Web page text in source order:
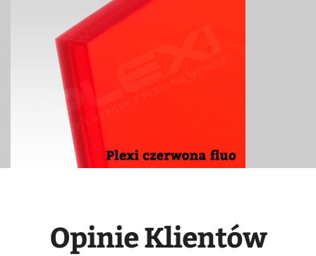
Opinie Klientów